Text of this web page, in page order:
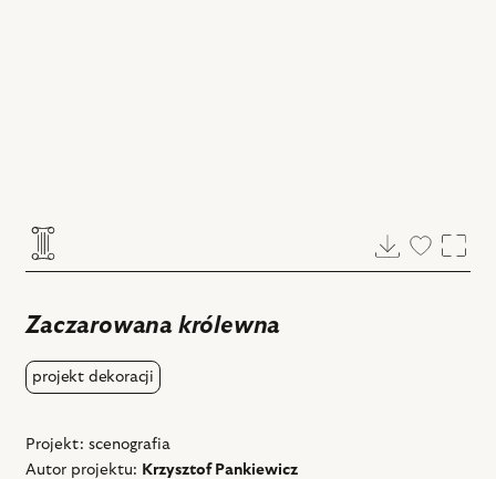
Pobierz
Dodaj
Zaczarowana królewna
projekt dekoracji
Projekt: scenografia
Autor projektu: Krzysztof Pankiewicz